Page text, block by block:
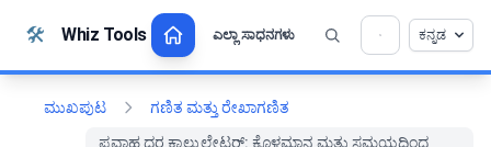
🛠️ Whiz Tools ಎಲ್ಲಾ ಸಾಧನಗಳು ಕನ್ನಡ
ಮುಖಪುಟ
ಗಣಿತ ಮತ್ತು ರೇಖಾಗಣಿತ
ಪ್ರವಾಹ ದರ ಕ್ಯಾಲ್ಕುಲೇಟರ್: ಕೊಳಮಾನ ಮತ್ತು ಸಮಯದಿಂದ